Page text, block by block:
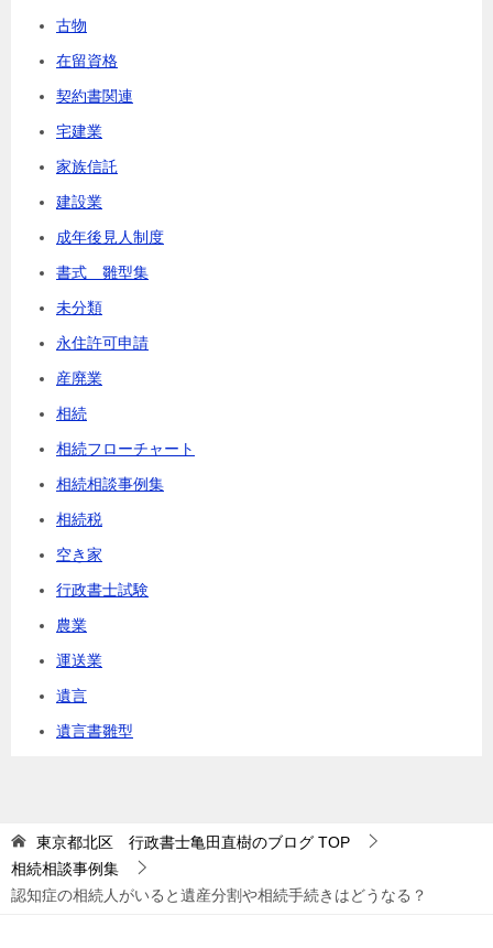
古物
在留資格
契約書関連
宅建業
家族信託
建設業
成年後見人制度
書式 雛型集
未分類
永住許可申請
産廃業
相続
相続フローチャート
相続相談事例集
相続税
空き家
行政書士試験
農業
運送業
遺言
遺言書雛型
東京都北区 行政書士亀田直樹のブログ TOP
相続相談事例集
認知症の相続人がいると遺産分割や相続手続きはどうなる？